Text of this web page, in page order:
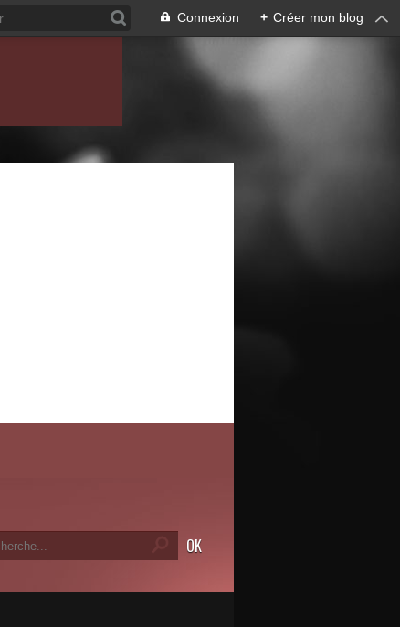
Connexion + Créer mon blog